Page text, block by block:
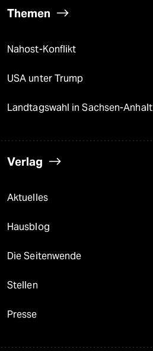
Themen
Nahost-Konflikt
USA unter Trump
Landtagswahl in Sachsen-Anhalt
Verlag
Aktuelles
Hausblog
Die Seitenwende
Stellen
Presse